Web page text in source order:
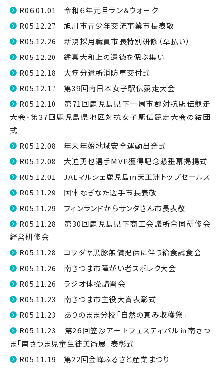
R06.01.01 令和６年元旦ラン＆ウォーク
R05.12.27 旭川市青少年交流事業市長表敬
R05.12.26 新規採用職員市長特別研修（草払い）
R05.12.20 鑑真大和上の遺徳を偲ぶ集い
R05.12.18 大笠分遣所消防車交付式
R05.12.17 第39回南日本女子駅伝競走大会
R05.12.10 第71回鹿児島県下一周市郡対抗駅伝競走
大会・第37回鹿児島県地区対抗女子駅伝競走大会の結団
式
R05.12.08 年末年始地域安全運動出発式
R05.12.08 大迫勇也選手MVP獲得記念懸垂幕掲揚式
R05.12.01 JALマルシェ鹿児島in天王洲トップセールス
R05.11.29 国体なぎなた選手市長表敬
R05.11.29 フィンランドからサンタさん市長表敬
R05.11.28 第30回鹿児島県下商工会議所合同研修会
経営研修会
R05.11.28 コワダヤ黒豚無償提供に伴う給食試食会
R05.11.26 南さつま市障がい者スポレク大会
R05.11.26 ラジオ体操講習会
R05.11.23 南さつま市主役大賞表彰式
R05.11.23 ありのまま分校「自然の恵み収穫祭」
R05.11.23 第26回笠沙アートフェスティバル㏌南さつ
ま「南さつま児童生徒美術展」表彰式
R05.11.19 第22回金峰ふるさと産業まつり